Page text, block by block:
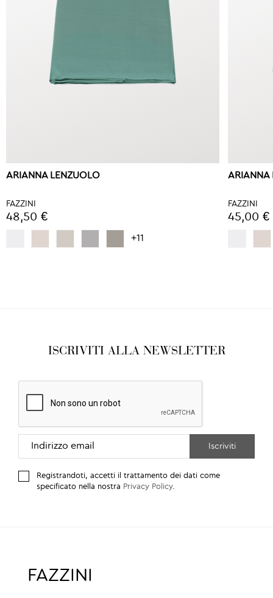
ARIANNA LENZUOLO
FAZZINI
48,50 €
+11
ARIANNA
FAZZINI
45,00 €
ISCRIVITI ALLA NEWSLETTER
Registrandoti, accetti il trattamento dei dati come
specificato nella nostra Privacy Policy.
FAZZINI